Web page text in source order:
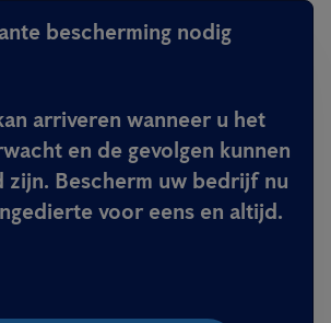
bescherming nodig
arriveren wanneer u het
en de gevolgen kunnen
zijn. Bescherm uw bedrijf nu
voor eens en altijd.